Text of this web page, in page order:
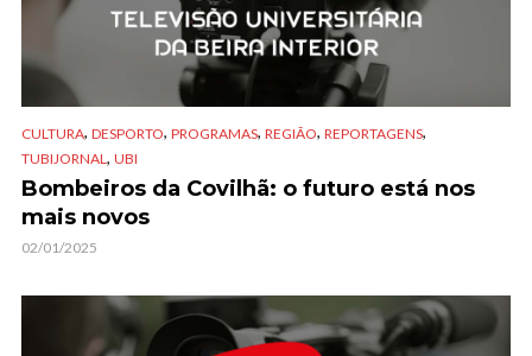
CULTURA, DESPORTO, PROGRAMAS, REGIÃO, REPORTAGENS,
TUBIJORNAL, UBI
Bombeiros da Covilhã: o futuro está nos
mais novos
02/01/2025